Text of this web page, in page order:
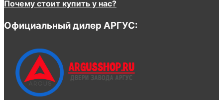
Почему стоит купить у нас?
Официальный дилер АРГУС: